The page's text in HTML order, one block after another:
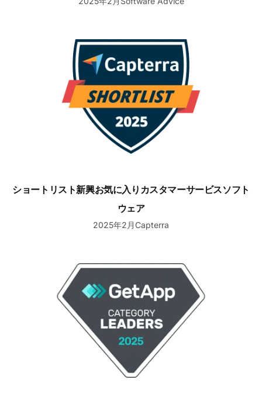
ショートリスト新興お気に入りカスタマーサービスソフト
ウェア
2025年2月Capterra